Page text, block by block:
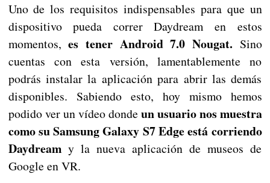
Uno de los requisitos indispensables para que un
dispositivo pueda correr Daydream en estos
momentos,es tener Android 7.0 Nougat. Sino
cuentas con esta versión, lamentablemente no
podrás instalar la aplicación para abrir las demás
disponibles. Sabiendo esto, hoy mismo hemos
podido ver un vídeo donde un usuario nos muestra
como su Samsung Galaxy S7 Edge está corriendo
Daydreamy la nueva aplicación de museos de
Google en VR.